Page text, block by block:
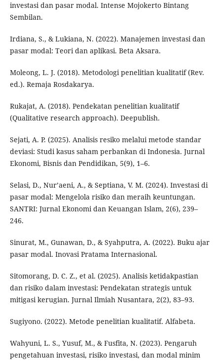
investasi dan pasar modal. Intense Mojokerto Bintang
Sembilan.
Irdiana, S., & Lukiana, N. (2022). Manajemen investasi dan
pasar modal: Teori dan aplikasi. Beta Aksara.
Moleong, L. J. (2018). Metodologi penelitian kualitatif (Rev.
ed.). Remaja Rosdakarya.
Rukajat, A. (2018). Pendekatan penelitian kualitatif
(Qualitative research approach). Deepublish.
Sejati, A. P. (2025). Analisis resiko melalui metode standar
deviasi: Studi kasus saham perbankan di Indonesia. Jurnal
Ekonomi, Bisnis dan Pendidikan, 5(9), 1–6.
Selasi, D., Nur’aeni, A., & Septiana, V. M. (2024). Investasi di
pasar modal: Mengelola risiko dan meraih keuntungan.
SANTRI: Jurnal Ekonomi dan Keuangan Islam, 2(6), 239–
246.
Sinurat, M., Gunawan, D., & Syahputra, A. (2022). Buku ajar
pasar modal. Inovasi Pratama Internasional.
Sitomorang, D. C. Z., et al. (2025). Analisis ketidakpastian
dan risiko dalam investasi: Pendekatan strategis untuk
mitigasi kerugian. Jurnal Ilmiah Nusantara, 2(2), 83–93.
Sugiyono. (2022). Metode penelitian kualitatif. Alfabeta.
Wahyuni, L. S., Yusuf, M., & Fusfita, N. (2023). Pengaruh
pengetahuan investasi, risiko investasi, dan modal minim